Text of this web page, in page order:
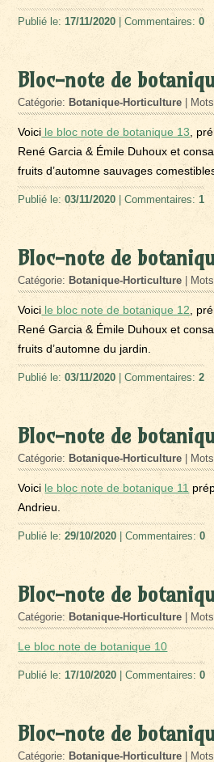
Publié le:17/11/2020 | Commentaires:0
Bloc-note de
Catégorie: Botanique-Horticulture |
Voici le bloc note de botanique 13 ,
René Garcia & Émile Duhoux et
fruits d’automne sauvages
Publié le:03/11/2020 | Commentaires:1
Bloc-note de
Catégorie: Botanique-Horticulture |
Voici le bloc note de botanique 12 ,
René Garcia & Émile Duhoux et
fruits d’automne du jardin.
Publié le:03/11/2020 | Commentaires:2
Bloc-note de
Catégorie: Botanique-Horticulture |
Voici le bloc note de botanique 11
Andrieu.
Publié le:29/10/2020 | Commentaires:0
Bloc-note de
Catégorie: Botanique-Horticulture |
Le bloc note de botanique 10
Publié le:17/10/2020 | Commentaires:0
Bloc-note de
Catégorie: Botanique-Horticulture |